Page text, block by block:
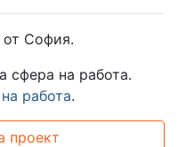
от София.
сфера на работа.
работа.
проект